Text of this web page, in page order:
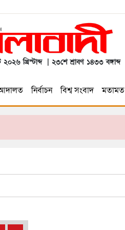
খ্রিস্টাব্দ | ২৩শে শ্রাবণ ১৪৩৩ বঙ্গাব্দ
নির্বাচন বিশ্ব সংবাদ মতামত